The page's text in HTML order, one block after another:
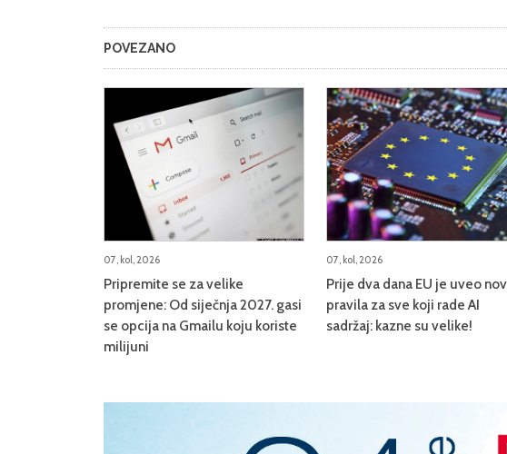
POVEZANO
07, kol, 2026
Pripremite se za velike
promjene: Od siječnja 2027. gasi
se opcija na Gmailu koju koriste
milijuni
07, kol, 2026
Prije dva dana EU je uveo
pravila za sve koji rade AI
sadržaj: kazne su velike!